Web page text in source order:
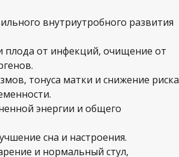
внутриутробного развития
плода от инфекций, очищение от
тонуса матки и снижение риска
энергии и общего
сна и настроения.
и нормальный стул,